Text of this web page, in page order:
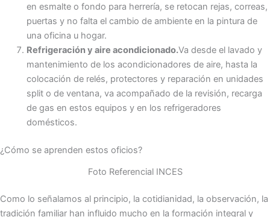
en esmalte o fondo para herrería, se retocan rejas, correas,
puertas y no falta el cambio de ambiente en la pintura de
una oficina u hogar.
Refrigeración y aire acondicionado.Va desde el lavado y
mantenimiento de los acondicionadores de aire, hasta la
colocación de relés, protectores y reparación en unidades
split o de ventana, va acompañado de la revisión, recarga
de gas en estos equipos y en los refrigeradores
domésticos.
¿Cómo se aprenden estos oficios?
Foto Referencial INCES
Como lo señalamos al principio, la cotidianidad, la observación, la
tradición familiar han influido mucho en la formación integral y